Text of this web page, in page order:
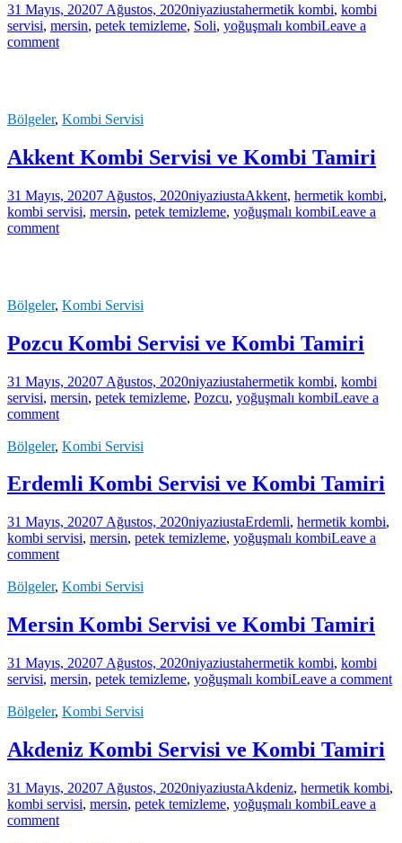
31 Mayıs, 20207 Ağustos, 2020niyaziustahermetik kombi, kombi
servisi, mersin, petek temizleme, Soli, yoğuşmalı kombiLeave a
comment
Bölgeler, Kombi Servisi
Akkent Kombi Servisi ve Kombi Tamiri
31 Mayıs, 20207 Ağustos, 2020niyaziustaAkkent, hermetik kombi,
kombi servisi, mersin, petek temizleme, yoğuşmalı kombiLeave a
comment
Bölgeler, Kombi Servisi
Pozcu Kombi Servisi ve Kombi Tamiri
31 Mayıs, 20207 Ağustos, 2020niyaziustahermetik kombi, kombi
servisi, mersin, petek temizleme, Pozcu, yoğuşmalı kombiLeave a
comment
Bölgeler, Kombi Servisi
Erdemli Kombi Servisi ve Kombi Tamiri
31 Mayıs, 20207 Ağustos, 2020niyaziustaErdemli, hermetik kombi,
kombi servisi, mersin, petek temizleme, yoğuşmalı kombiLeave a
comment
Bölgeler, Kombi Servisi
Mersin Kombi Servisi ve Kombi Tamiri
31 Mayıs, 20207 Ağustos, 2020niyaziustahermetik kombi, kombi
servisi, mersin, petek temizleme, yoğuşmalı kombiLeave a comment
Bölgeler, Kombi Servisi
Akdeniz Kombi Servisi ve Kombi Tamiri
31 Mayıs, 20207 Ağustos, 2020niyaziustaAkdeniz, hermetik kombi,
kombi servisi, mersin, petek temizleme, yoğuşmalı kombiLeave a
comment